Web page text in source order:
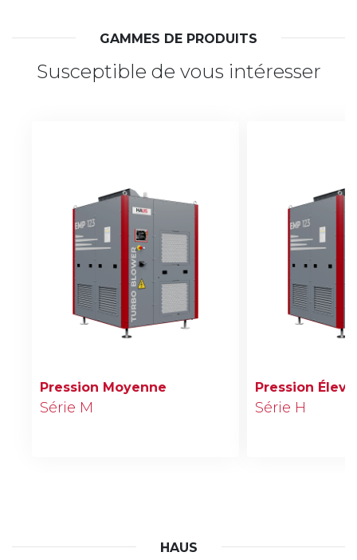
GAMMES DE PRODUITS
Susceptible de vous intéresser
Pression Moyenne
Série M
Pression
Série H
HAUS